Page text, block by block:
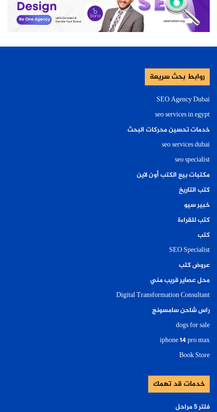
روابط بحث سريعة
SEO Agency Dubai
seo services in egypt
خدمات تحسين محركات البحث
seo services dubai
seo specialist
مكتبات بيع الكتب أون لاين
كتب التاريخ
خبير سيو
كتب للقراءة
كتب
SEO Specialist
عروض كتب
محل عصاير قريب مني
Digital Transformation Consultant
راس شاحن سامسونج
dogs for sale
iphone 14 pro max
Book Store
خدمات قد تهمك
فلتر ٥ مراحل